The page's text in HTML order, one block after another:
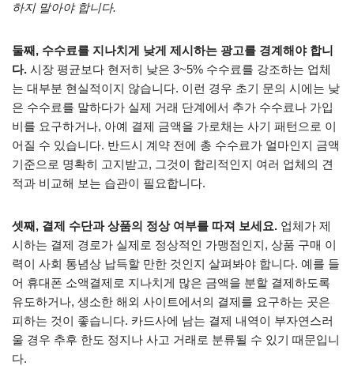
하지 말아야 합니다.
둘째, 수수료를 지나치게 낮게 제시하는 광고를 경계해야 합니
다. 시장 평균보다 현저히 낮은 3~5% 수수료를 강조하는 업체
는 대부분 현실적이지 않습니다. 이런 경우 초기 문의 시에는 낮
은 수수료를 말하다가 실제 거래 단계에서 추가 수수료나 가입
비를 요구하거나, 아예 결제 금액을 가로채는 사기 패턴으로 이
어질 수 있습니다. 반드시 계약 전에 총 수수료가 얼마인지 금액
기준으로 명확히 고지받고, 그것이 합리적인지 여러 업체의 견
적과 비교해 보는 습관이 필요합니다.
셋째, 결제 수단과 상품의 정상 여부를 따져 보세요. 업체가 제
시하는 결제 경로가 실제로 정상적인 가맹점인지, 상품 구매 이
력이 사회 통념상 납득할 만한 것인지 살펴봐야 합니다. 예를 들
어 휴대폰 소액결제로 지나치게 많은 금액을 분할 결제하도록
유도하거나, 생소한 해외 사이트에서의 결제를 요구하는 곳은
피하는 것이 좋습니다. 카드사에 남는 결제 내역이 부자연스러
울 경우 추후 한도 정지나 사고 거래로 분류될 수 있기 때문입니
다.